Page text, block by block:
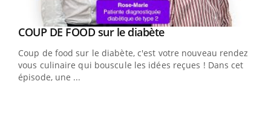
Youtube
COUP DE FOOD sur le diabèteYoutube
Coup de food sur le diabète, c'est votre nouveau rendez-
vous culinaire qui bouscule les idées reçues ! Dans cet
épisode, une ...